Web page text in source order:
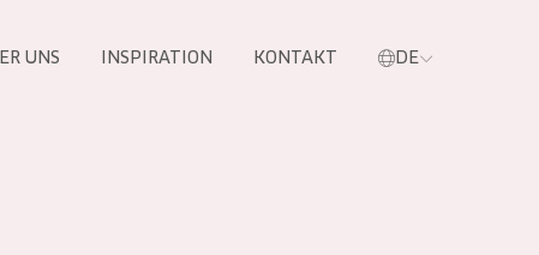
UNS INSPIRATION KONTAKT DE